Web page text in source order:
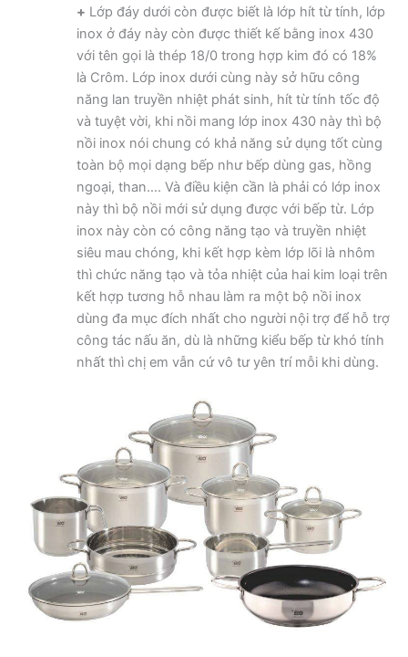
+ Lớp đáy dưới còn được biết là lớp hít từ tính, lớp
inox ở đáy này còn được thiết kế bằng inox 430
với tên gọi là thép 18/0 trong hợp kim đó có 18%
là Crôm. Lớp inox dưới cùng này sở hữu công
năng lan truyền nhiệt phát sinh, hít từ tính tốc độ
và tuyệt vời, khi nồi mang lớp inox 430 này thì bộ
nồi inox nói chung có khả năng sử dụng tốt cùng
toàn bộ mọi dạng bếp như bếp dùng gas, hồng
ngoại, than…. Và điều kiện cần là phải có lớp inox
này thì bộ nồi mới sử dụng được với bếp từ. Lớp
inox này còn có công năng tạo và truyền nhiệt
siêu mau chóng, khi kết hợp kèm lớp lõi là nhôm
thì chức năng tạo và tỏa nhiệt của hai kim loại trên
kết hợp tương hỗ nhau làm ra một bộ nồi inox
dùng đa mục đích nhất cho người nội trợ để hỗ trợ
công tác nấu ăn, dù là những kiểu bếp từ khó tính
nhất thì chị em vẫn cứ vô tư yên trí mỗi khi dùng.